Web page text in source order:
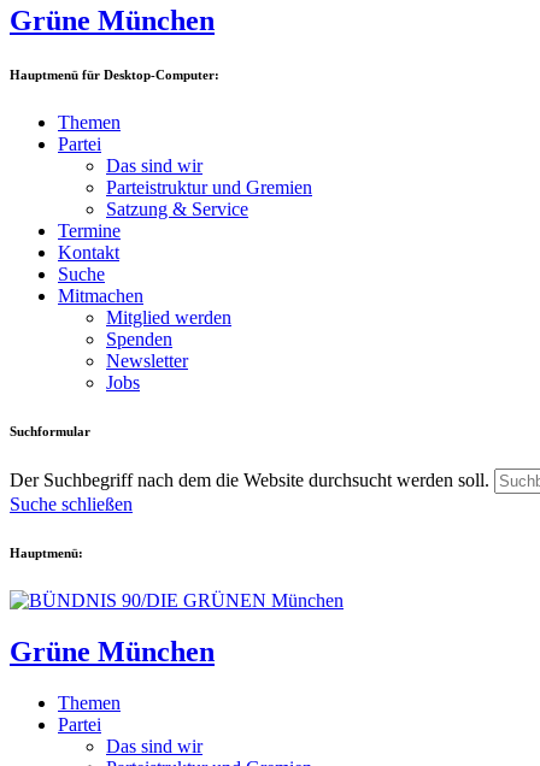
Grüne München
Hauptmenü für Desktop-Computer:
Themen
Partei
Das sind wir
Parteistruktur und Gremien
Satzung & Service
Termine
Kontakt
Suche
Mitmachen
Mitglied werden
Spenden
Newsletter
Jobs
Suchformular
Der Suchbegriff nach dem die Website durchsucht werden soll.
Suche schließen
Hauptmenü:
Grüne München
Themen
Partei
Das sind wir